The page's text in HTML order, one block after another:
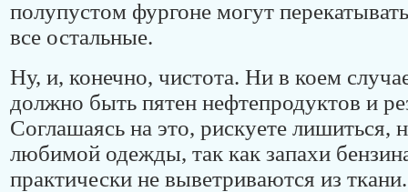
полупустом фургоне могут
все остальные.
Ну, и, конечно, чистота. Ни в коем
должно быть пятен нефтепродуктов и
Соглашаясь на это, рискуете лишиться,
любимой одежды, так как запахи
практически не выветриваются из ткани.